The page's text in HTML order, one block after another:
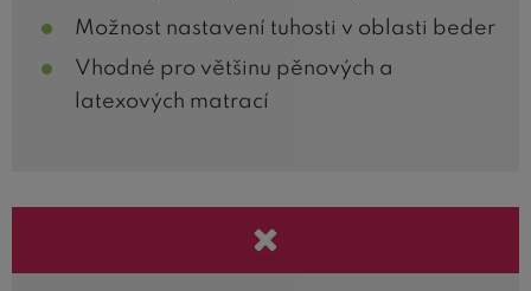
Možnost nastavení tuhosti v oblasti beder
Vhodné pro většinu pěnových a
latexových matrací